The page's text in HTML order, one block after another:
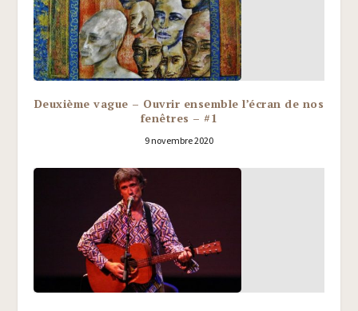
Deuxième vague – Ouvrir ensemble l’écran de nos
fenêtres – #1
9 novembre 2020